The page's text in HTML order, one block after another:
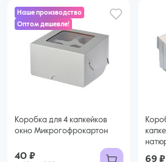
Наше производство
Оптом дешевле!
Коробка для 4 капкейков
окно Микрогофрокартон
40 ₽
35 ₽ за шт. при заказе от 25 шт.
Купить оптом
69 ₽